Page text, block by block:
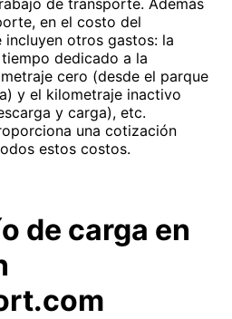
de transporte. Además
en el costo del
otros gastos: la
dedicado a la
cero (desde el parque
y el kilometraje inactivo
y carga), etc.
una cotización
estos costos.
de carga en